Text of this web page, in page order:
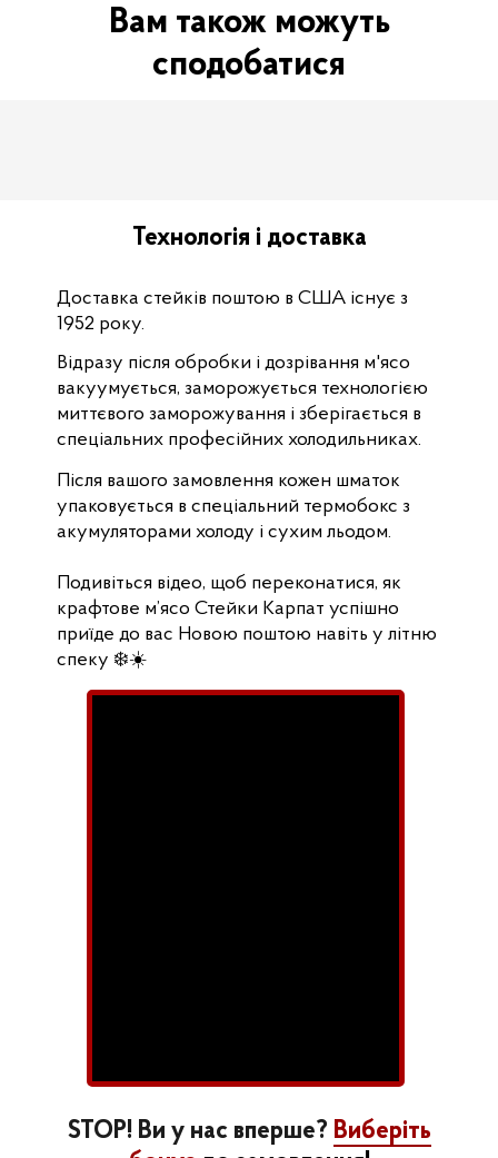
Вам також можуть
сподобатися
Доставка стейків поштою в США існує з
1952 року.
Технологія і доставка
Після вашого замовлення кожен шматок
упаковується в спеціальний термобокс з
акумуляторами холоду і сухим льодом.
Подивіться відео, щоб переконатися, як
крафтове м’ясо Стейки Карпат успішно
приїде до вас Новою поштою навіть у літню
спеку ❄️☀️
Відразу після обробки і дозрівання м'ясо
вакуумується, заморожується технологією
миттєвого заморожування і зберігається в
спеціальних професійних холодильниках.
STOP! Ви у нас вперше? Виберіть